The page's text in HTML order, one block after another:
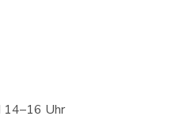
14–16 Uhr